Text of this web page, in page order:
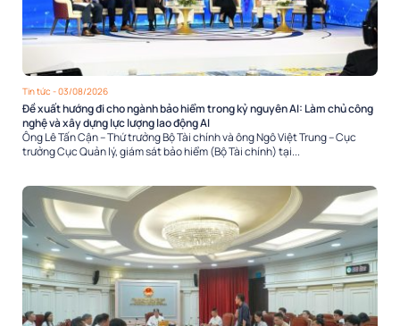
Tin tức - 03/08/2026
Đề xuất hướng đi cho ngành bảo hiểm trong kỷ nguyên AI: Làm chủ công
nghệ và xây dựng lực lượng lao động AI
Ông Lê Tấn Cận – Thứ trưởng Bộ Tài chính và ông Ngô Việt Trung – Cục
trưởng Cục Quản lý, giám sát bảo hiểm (Bộ Tài chính) tại...